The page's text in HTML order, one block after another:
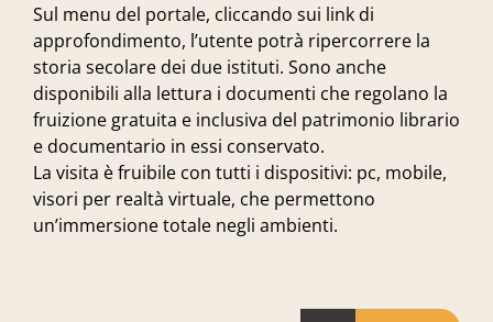
Sul menu del portale, cliccando sui link di
approfondimento, l’utente potrà ripercorrere la
storia secolare dei due istituti. Sono anche
disponibili alla lettura i documenti che regolano la
fruizione gratuita e inclusiva del patrimonio librario
e documentario in essi conservato.
La visita è fruibile con tutti i dispositivi: pc, mobile,
visori per realtà virtuale, che permettono
un’immersione totale negli ambienti.